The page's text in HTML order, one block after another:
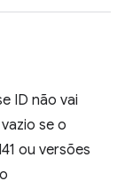
ID não vai
se o
ou versões